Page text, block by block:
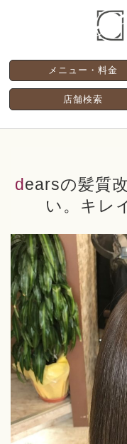
メニュー・料金
店舗検索
dearsの髪質改善で、もう髪を傷めな
い。キレ